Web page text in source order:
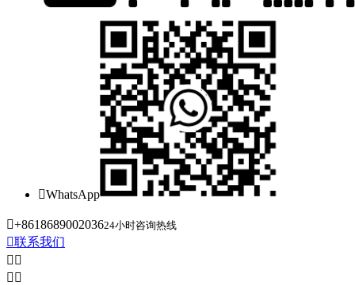
WhatsApp
+861868900203624小时咨询热线
联系我们
 
 